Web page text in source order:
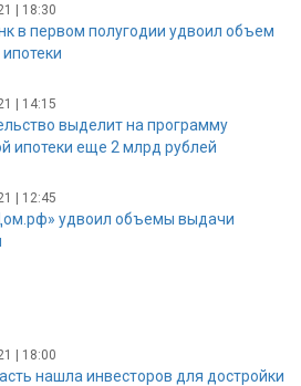
| 18:30
в первом полугодии удвоил объем
| 14:15
выделит на программу
ипотеки еще 2 млрд рублей
| 12:45
удвоил объемы выдачи
| 18:00
нашла инвесторов для достройки